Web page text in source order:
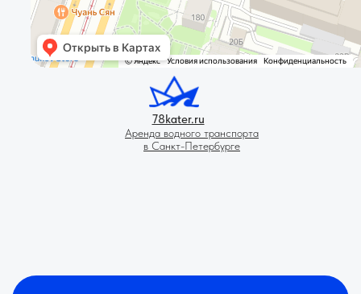
78kater.ru
Аренда водного транспорта
в Санкт-Петербурге